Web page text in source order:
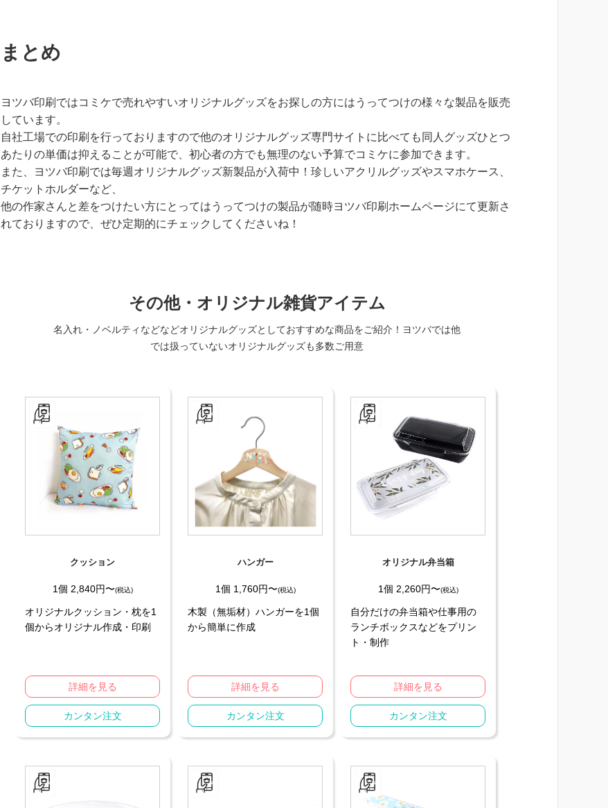
まとめ
ヨツバ印刷ではコミケで売れやすいオリジナルグッズをお探しの方にはうってつけの様々な製品を販売
しています。
自社工場での印刷を行っておりますので他のオリジナルグッズ専門サイトに比べても同人グッズひとつ
あたりの単価は抑えることが可能で、初心者の方でも無理のない予算でコミケに参加できます。
また、ヨツバ印刷では毎週オリジナルグッズ新製品が入荷中！珍しいアクリルグッズやスマホケース、
チケットホルダーなど、
他の作家さんと差をつけたい方にとってはうってつけの製品が随時ヨツバ印刷ホームページにて更新さ
れておりますので、ぜひ定期的にチェックしてくださいね！
その他・オリジナル雑貨アイテム
名入れ・ノベルティなどなどオリジナルグッズとしておすすめな商品をご紹介！ヨツバでは他
では扱っていないオリジナルグッズも多数ご用意
クッション
1個 2,840円〜(税込)
オリジナルクッション・枕を1
個からオリジナル作成・印刷
詳細を見る
カンタン注文
ハンガー
1個 1,760円〜(税込)
木製（無垢材）ハンガーを1個
から簡単に作成
詳細を見る
カンタン注文
オリジナル弁当箱
1個 2,260円〜(税込)
自分だけの弁当箱や仕事用の
ランチボックスなどをプリン
ト・制作
詳細を見る
カンタン注文